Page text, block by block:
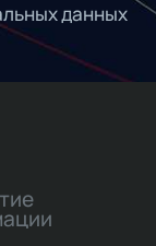
данных